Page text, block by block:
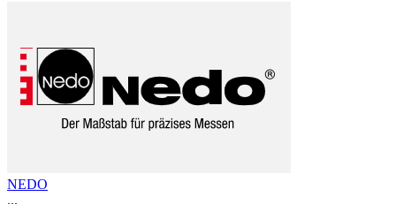
NEDO
...